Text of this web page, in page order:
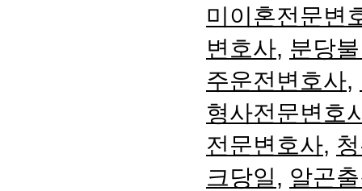
미이혼전문변
변호사, 분당
주운전변호사,
형사전문변호
전문변호사,
크당일, 알곤